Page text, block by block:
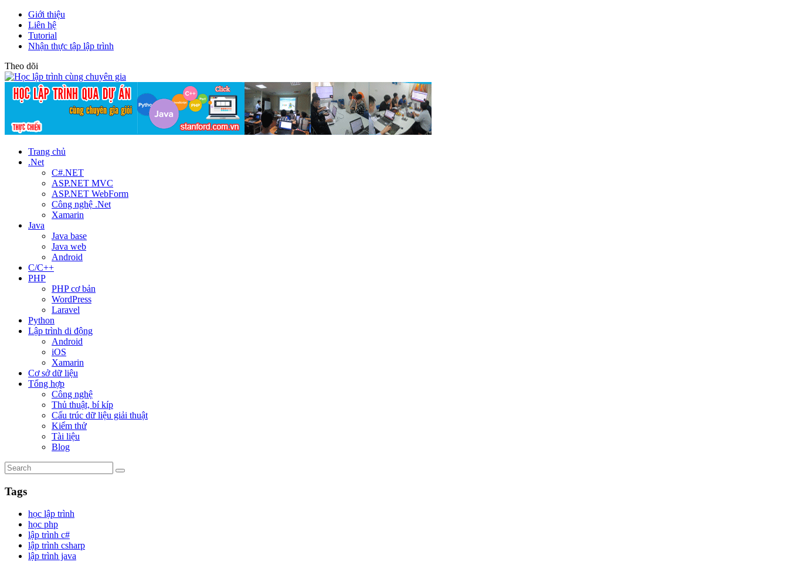
Giới thiệu
Liên hệ
Tutorial
Nhận thực tập lập trình
Theo dõi
Trang chủ
.Net
C#.NET
ASP.NET MVC
ASP.NET WebForm
Công nghệ .Net
Xamarin
Java
Java base
Java web
Android
C/C++
PHP
PHP cơ bản
WordPress
Laravel
Python
Lập trình di động
Android
iOS
Xamarin
Cơ sở dữ liệu
Tổng hợp
Công nghệ
Thủ thuật, bí kíp
Cấu trúc dữ liệu giải thuật
Kiểm thử
Tài liệu
Blog
Tags
học lập trình
học php
lập trình c#
lập trình csharp
lập trình java